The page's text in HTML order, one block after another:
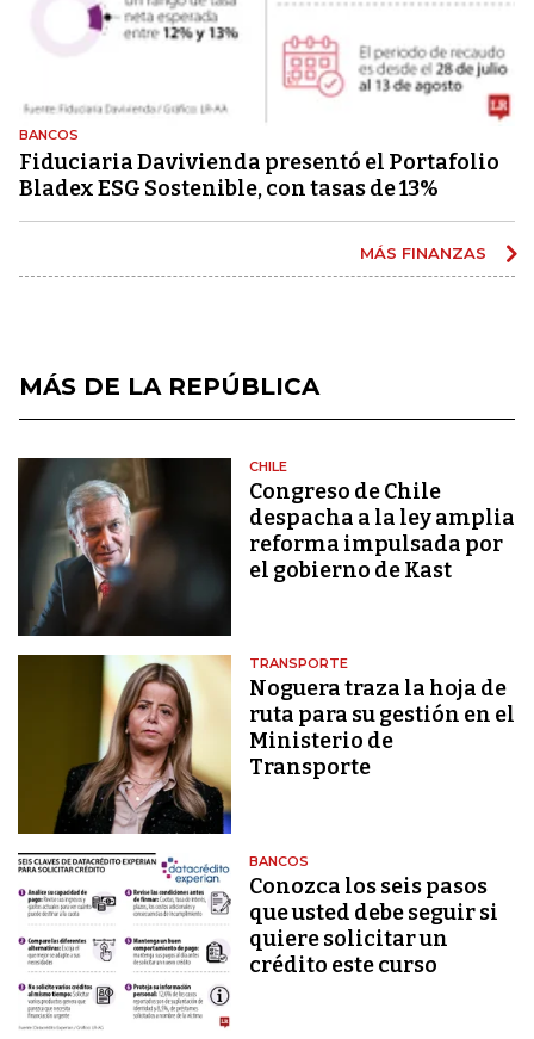
BANCOS
Fiduciaria Davivienda presentó el Portafolio
Bladex ESG Sostenible, con tasas de 13%
MÁS FINANZAS
MÁS DE LA REPÚBLICA
CHILE
Congreso de Chile
despacha a la ley amplia
reforma impulsada por
el gobierno de Kast
TRANSPORTE
Noguera traza la hoja de
ruta para su gestión en el
Ministerio de
Transporte
BANCOS
Conozca los seis pasos
que usted debe seguir si
quiere solicitar un
crédito este curso